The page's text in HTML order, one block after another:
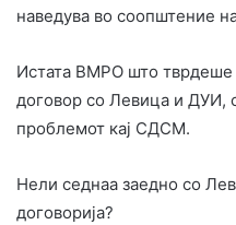
наведува во соопштение
Истата ВМРО што тврдеше
договор со Левица и ДУИ,
проблемот кај СДСМ.
Нели седнаа заедно со
договорија?